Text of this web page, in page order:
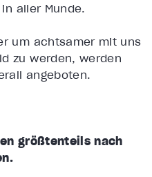
aller Munde.
um achtsamer mit uns
zu werden, werden
angeboten.
größtenteils nach